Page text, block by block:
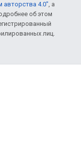
авторства 4.0", а
об этом
лиц.